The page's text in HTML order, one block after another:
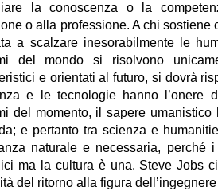
la conoscenza o la
o alla professione. A chi sostiene
a scalzare inesorabilmente le
del mondo si risolvono
e orientati al futuro, si dovrà
e le tecnologie hanno l’onere
del momento, il sapere umanistico
e pertanto tra scienza e
naturale e necessaria, perché
ma la cultura è una. Steve Jobs
del ritorno alla figura